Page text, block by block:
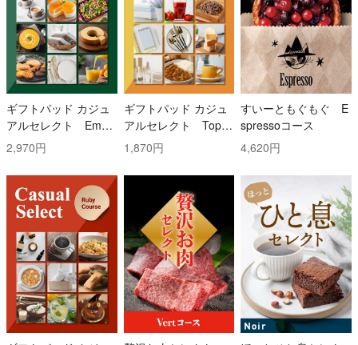
ギフトパッド カジュ
アルセレクト Emer
ald(エメラルド)コー
ス
2,970円
ギフトパッド カジュ
アルセレクト Topaz
(トパーズ)コース
1,870円
すいーともぐもぐ E
spressoコース
4,620円